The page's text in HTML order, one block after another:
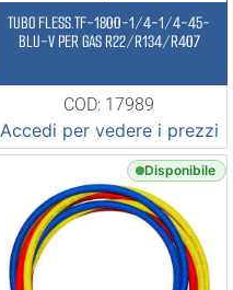
TUBO FLESS.TF-1800-1/4-1/4-45-
BLU-V PER GAS R22/R134/R407
COD: 17989
Accedi per vedere i prezzi
Disponibile